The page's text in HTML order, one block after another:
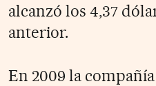
alcanzó los 4,37
anterior.
En 2009 la